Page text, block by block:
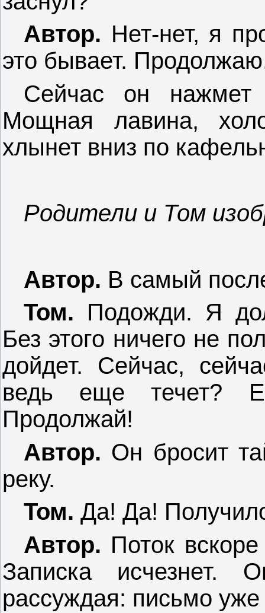
Автор. Нет-нет, я
это бывает.
Сейчас он
Мощная лавина,
хлынет вниз по
Родители и Том
Автор. В самый
Том. Подожди. Я
Без этого ничего не
дойдет. Сейчас,
ведь еще течет?
Продолжай!
Автор. Он бросит
реку.
Том. Да! Да!
Автор. Поток
Записка исчезнет.
рассуждая: письмо